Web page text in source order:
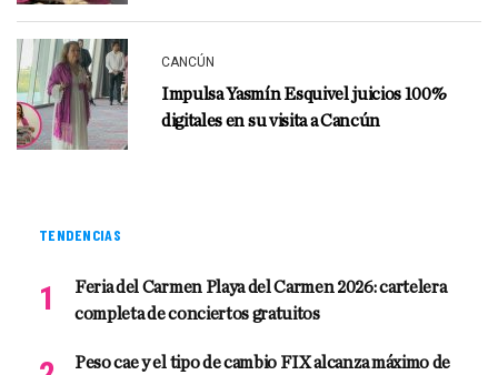
CANCÚN
Impulsa Yasmín Esquivel juicios 100%
digitales en su visita a Cancún
TENDENCIAS
Feria del Carmen Playa del Carmen 2026: cartelera
completa de conciertos gratuitos
Peso cae y el tipo de cambio FIX alcanza máximo de